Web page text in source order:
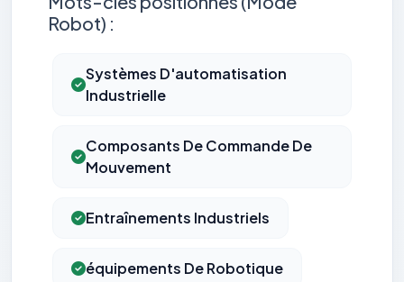
Robot) :
Systèmes D'automatisation
Industrielle
Composants De Commande De
Mouvement
Entraînements Industriels
équipements De Robotique